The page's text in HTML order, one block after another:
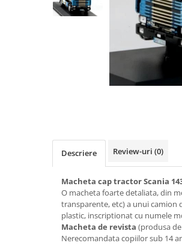
Machete camionete si dubite
Machete autoturisme clasice
Machete autoturisme de
Machete autoturisme moderne
Machete motorsport
Machete motociclete
Accesorii machete
Descriere Review-uri (0)
Macheta cap tractor Scania
O macheta foarte detaliata, din
transparente, etc) a unui camion
plastic, inscriptionat cu numele
Macheta de revista (produsa
Nerecomandata copiilor sub 14